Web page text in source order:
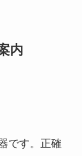
内
です。正確